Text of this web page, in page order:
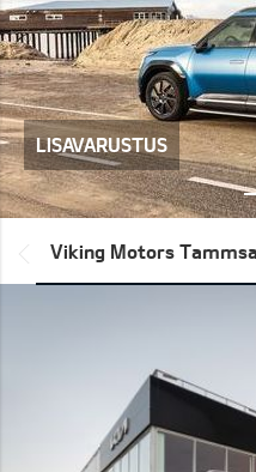
LISAVARUSTUS
Viking Motors